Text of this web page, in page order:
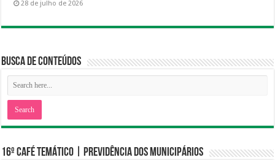
28 de julho de 2026
Busca de Conteúdos
16º CAFÉ TEMÁTICO | PREVIDÊNCIA DOS MUNICIPÁRIOS